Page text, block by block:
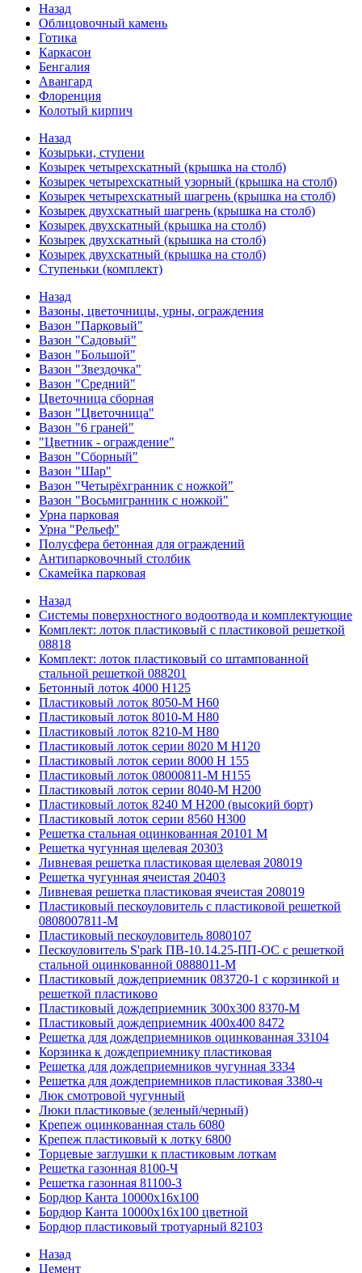
Назад
Облицовочный камень
Готика
Каркасон
Бенгалия
Авангард
Флоренция
Колотый кирпич
Назад
Козырьки, ступени
Козырек четырехскатный (крышка на столб)
Козырек четырехскатный узорный (крышка на столб)
Козырек четырехскатный шагрень (крышка на столб)
Козырек двухскатный шагрень (крышка на столб)
Козырек двухскатный (крышка на столб)
Козырек двухскатный (крышка на столб)
Козырек двухскатный (крышка на столб)
Ступеньки (комплект)
Назад
Вазоны, цветочницы, урны, ограждения
Вазон "Парковый"
Вазон "Садовый"
Вазон "Большой"
Вазон "Звездочка"
Вазон "Средний"
Цветочница сборная
Вазон "Цветочница"
Вазон "6 граней"
"Цветник - ограждение"
Вазон "Сборный"
Вазон "Шар"
Вазон "Четырёхгранник с ножкой"
Вазон "Восьмигранник с ножкой"
Урна парковая
Урна "Рельеф"
Полусфера бетонная для ограждений
Антипарковочный столбик
Скамейка парковая
Назад
Системы поверхностного водоотвода и комплектующие
Комплект: лоток пластиковый с пластиковой решеткой
08818
Комплект: лоток пластиковый со штампованной
стальной решеткой 088201
Бетонный лоток 4000 Н125
Пластиковый лоток 8050-М H60
Пластиковый лоток 8010-М H80
Пластиковый лоток 8210-М H80
Пластиковый лоток серии 8020 М H120
Пластиковый лоток серии 8000 Н 155
Пластиковый лоток 08000811-М H155
Пластиковый лоток серии 8040-М H200
Пластиковый лоток 8240 M H200 (высокий борт)
Пластиковый лоток серии 8560 Н300
Решетка стальная оцинкованная 20101 М
Решетка чугунная щелевая 20303
Ливневая решетка пластиковая щелевая 208019
Решетка чугунная ячеистая 20403
Ливневая решетка пластиковая ячеистая 208019
Пластиковый пескоуловитель с пластиковой решеткой
0808007811-М
Пластиковый пескоуловитель 8080107
Пескоуловитель S'park ПВ-10.14.25-ПП-ОС с решеткой
стальной оцинкованной 0888011-М
Пластиковый дождеприемник 083720-1 c корзинкой и
решеткой пластиково
Пластиковый дождеприемник 300x300 8370-М
Пластиковый дождеприемник 400x400 8472
Решетка для дождеприемников оцинкованная 33104
Корзинка к дождеприемнику пластиковая
Решетка для дождеприемников чугунная 3334
Решетка для дождеприемников пластиковая 3380-ч
Люк смотровой чугунный
Люки пластиковые (зеленый/черный)
Крепеж оцинкованная сталь 6080
Крепеж пластиковый к лотку 6800
Торцевые заглушки к пластиковым лоткам
Решетка газонная 8100-Ч
Решетка газонная 81100-З
Бордюр Канта 10000x16x100
Бордюр Канта 10000x16x100 цветной
Бордюр пластиковый тротуарный 82103
Назад
Цемент